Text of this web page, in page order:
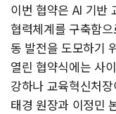
이번 협약은 AI 기반
협력체계를 구축함
동 발전을 도모하기
열린 협약식에는 사
강하나 교육혁신처
태경 원장과 이정민